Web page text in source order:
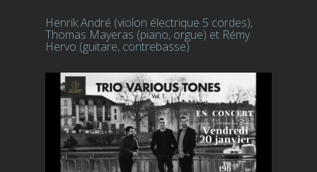
Henrik André (violon électrique 5 cordes),
Thomas Mayeras (piano, orgue) et Rémy
Hervo (guitare, contrebasse)